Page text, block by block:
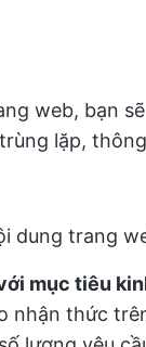
web, bạn
lặp,
dung trang
mục tiêu
nhận thức